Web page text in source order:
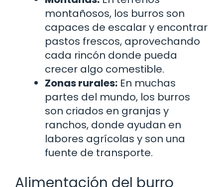
montañosos, los burros son
capaces de escalar y encontrar
pastos frescos, aprovechando
cada rincón donde pueda
crecer algo comestible.
Zonas rurales: En muchas
partes del mundo, los burros
son criados en granjas y
ranchos, donde ayudan en
labores agrícolas y son una
fuente de transporte.
Alimentación del burro